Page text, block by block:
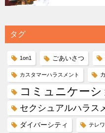
タグ
1on1 ごあいさつ
カスタマーハラスメント
コミュニケーシ
セクシュアルハラス
ダイバーシティ テレ